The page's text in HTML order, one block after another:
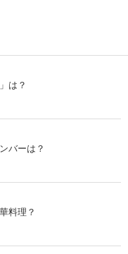
は？
バーは？
料理？